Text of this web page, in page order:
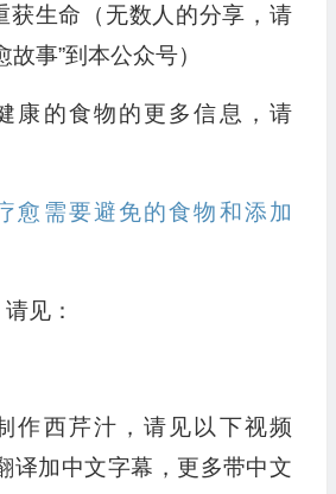
获生命（无数人的分享，请
故事”到本公众号）
康的食物的更多信息，请
愈需要避免的食物和添加
见：
作西芹汁，请见以下视频
译加中文字幕，更多带中文